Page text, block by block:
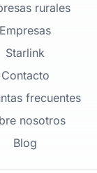
rurales
Empresas
Starlink
Contacto
frecuentes
nosotros
Blog